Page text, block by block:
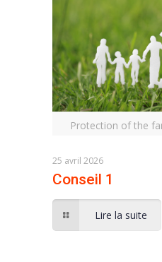
Protection of the
25 avril 2026
Conseil 1
Lire la suite